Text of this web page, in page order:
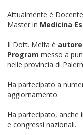
Attualmente è
Master in Medicina
Il Dott. Melfa è
Program messo a
nelle provincia di
Ha partecipato a
aggiornamento.
Ha partecipato, anche
e congressi nazionali.